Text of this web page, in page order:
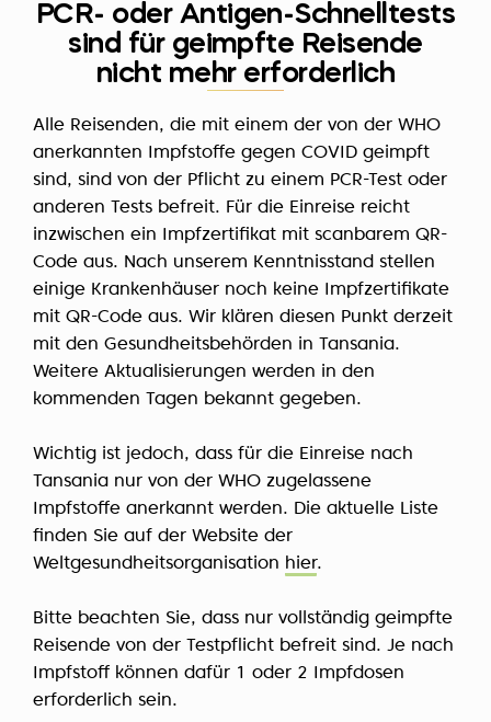
PCR- oder Antigen-Schnelltests
sind für geimpfte Reisende
nicht mehr erforderlich
Alle Reisenden, die mit einem der von der WHO
anerkannten Impfstoffe gegen COVID geimpft
sind, sind von der Pflicht zu einem PCR-Test oder
anderen Tests befreit. Für die Einreise reicht
inzwischen ein Impfzertifikat mit scanbarem QR-
Code aus. Nach unserem Kenntnisstand stellen
einige Krankenhäuser noch keine Impfzertifikate
mit QR-Code aus. Wir klären diesen Punkt derzeit
mit den Gesundheitsbehörden in Tansania.
Weitere Aktualisierungen werden in den
kommenden Tagen bekannt gegeben.
Wichtig ist jedoch, dass für die Einreise nach
Tansania nur von der WHO zugelassene
Impfstoffe anerkannt werden. Die aktuelle Liste
finden Sie auf der Website der
Weltgesundheitsorganisation hier.
Bitte beachten Sie, dass nur vollständig geimpfte
Reisende von der Testpflicht befreit sind. Je nach
Impfstoff können dafür 1 oder 2 Impfdosen
erforderlich sein.